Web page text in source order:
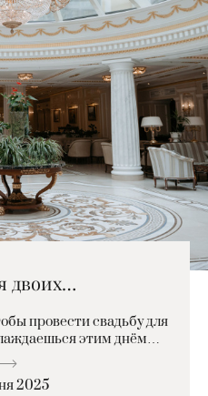
двоих…
провести свадьбу для
этим днём…
2025